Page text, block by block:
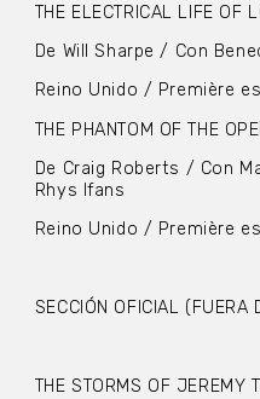
THE ELECTRICAL LIFE OF
De Will Sharpe / Con
Reino Unido / Première
THE PHANTOM OF THE
De Craig Roberts / Con
Rhys Ifans
Reino Unido / Première
SECCIÓN OFICIAL (FUERA
THE STORMS OF JEREMY